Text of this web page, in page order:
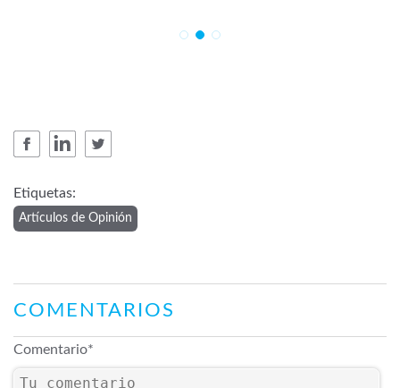
Etiquetas:
Artículos de Opinión
COMENTARIOS
Comentario*